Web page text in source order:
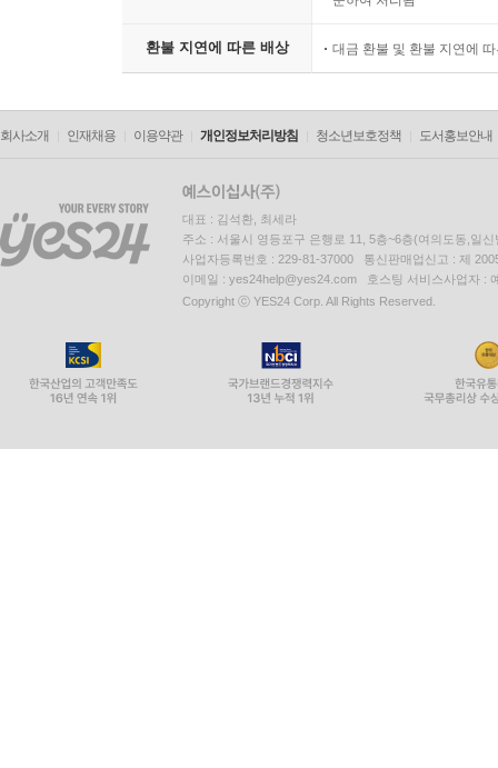
환불 지연에 따른 배상 대금 환불 및 환불 지연에
회사소개 인재채용 이용약관 개인정보처리방침 청소년보호정책 도서홍보안내
대표 : 김석환, 최세라
주소 : 서울시 영등포구 은행로 11, 5층~6층(여의도동,일신
사업자등록번호 : 229-81-37000 통신판매업신고 : 제
이메일 : yes24help@yes24.com 호스팅 서비스사업자 :
Copyright ⓒ YES24 Corp. All Rights Reserved.